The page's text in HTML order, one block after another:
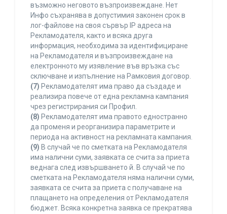
възможно неговото възпроизвеждане. Нет
Инфо съхранява в допустимия законен срок в
лог-файлове на своя сървър IP адреса на
Рекламодателя, както и всяка друга
информация, необходима за идентифициране
на Рекламодателя и възпроизвеждане на
електронното му изявление във връзка със
сключване и изпълнение на Рамковия договор.
(7) Рекламодателят има право да създаде и
реализира повече от една рекламна кампания
чрез регистрирания си Профил.
(8) Рекламодателят има правото едностранно
да променя и реорганизира параметрите и
периода на активност на рекламната кампания.
(9) В случай че по сметката на Рекламодателя
има налични суми, заявката се счита за приета
веднага след извършването й. В случай че по
сметката на Рекламодателя няма налични суми,
заявката се счита за приета с получаване на
плащането на определения от Рекламодателя
бюджет. Всяка конкретна заявка се прекратява